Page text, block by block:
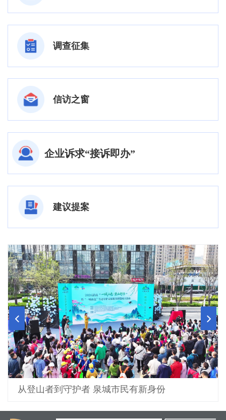
调查征集
信访之窗
企业诉求“接诉即办”
建议提案
泉畔游客如织 邂逅春日美好